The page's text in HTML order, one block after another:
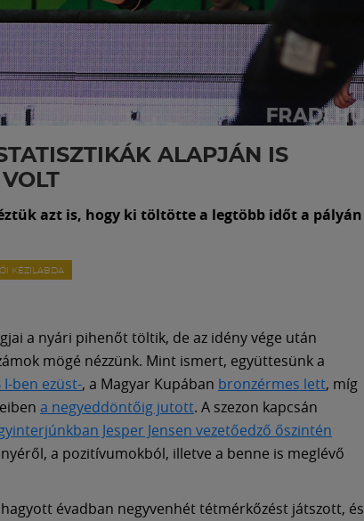
ALAPJÁN IS
azt is, hogy ki töltötte a legtöbb időt a pályán
KÉZILABDA
a nyári pihenőt töltik, de az idény vége után
mögé nézzünk. Mint ismert, együttesünk a
I-ben ezüst-, a Magyar Kupában bronzérmes lett, míg
a negyeddöntőig jutott. A szezon kapcsán
Jesper Jensen vezetőedző őszintén
a pozitívumokból, illetve a benne is meglévő
évadban negyvenhét tétmérkőzést játszott, és